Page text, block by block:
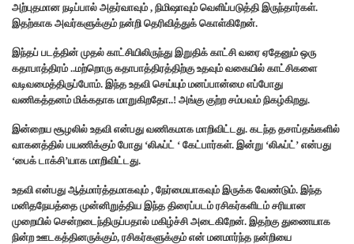
அற்புதமான நடிப்பால் அதர்வாவும் , நிமிஷாவும் வெளிப்படுத்தி இருந்தார்கள்.
இதற்காக அவர்களுக்கும் நன்றி தெரிவித்துக் கொள்கிறேன்.
இந்தப் படத்தின் முதல் காட்சியிலிருந்து இறுதிக் காட்சி வரை ஏதேனும் ஒரு
கதாபாத்திரம் ..மற்றொரு கதாபாத்திரத்திற்கு உதவும் வகையில் காட்சிகளை
வடிவமைத்திருப்போம். இந்த உதவி செய்யும் மனப்பான்மை எப்போது
வணிகத்தனம் மிக்கதாக மாறுகிறதோ..! அங்கு குற்ற சம்பவம் நிகழ்கிறது.
இன்றைய சூழலில் உதவி என்பது வணிகமாக மாறிவிட்டது. கடந்த தசாப்தங்களில்
வாகனத்தில் பயணிக்கும் போது ‘லிஃப்ட் ‘ கேட்பார்கள். இன்று ‘லிஃப்ட்’ என்பது
‘பைக் டாக்சி’யாக மாறிவிட்டது.
உதவி என்பது ஆத்மார்த்தமாகவும் , நேர்மையாகவும் இருக்க வேண்டும்.‌ இந்த
மனிதநேயத்தை முன்னிறுத்திய இந்த திரைப்படம் ரசிகர்களிடம் சரியான
முறையில் சென்றடைந்திருப்பதால் மகிழ்ச்சி அடைகிறேன். இதற்கு துணையாக
நின்ற ஊடகத்தினருக்கும், ரசிகர்களுக்கும் என் மனமார்ந்த நன்றியை